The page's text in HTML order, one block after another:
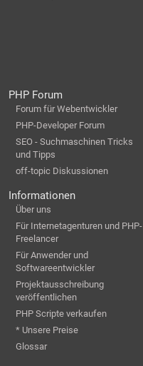
PHP Forum
Forum für Webentwickler
PHP-Developer Forum
SEO - Suchmaschinen Tricks
und Tipps
off-topic Diskussionen
Informationen
Über uns
Für Internetagenturen und PHP-
Freelancer
Für Anwender und
Softwareentwickler
Projektausschreibung
veröffentlichen
PHP Scripte verkaufen
* Unsere Preise
Glossar